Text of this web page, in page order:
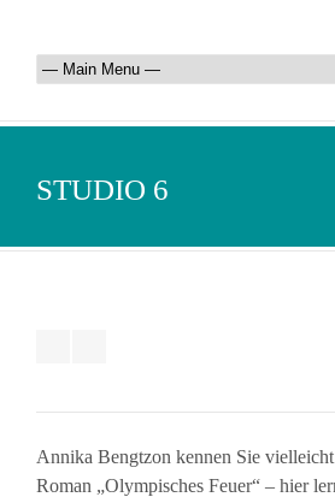
STUDIO 6
Annika Bengtzon kennen Sie
Roman „Olympisches Feuer“ – hier